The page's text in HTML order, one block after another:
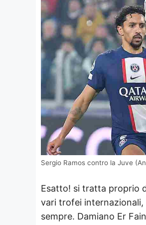
Sergio Ramos contro la Juve
Esatto! si tratta proprio
vari trofei
sempre. Damiano Er